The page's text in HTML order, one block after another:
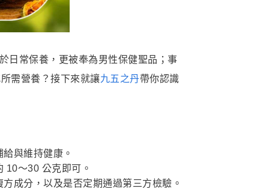
日常保養，更被奉為男性保健聖品；事
需營養？接下來就讓九五之丹帶你認識
與維持健康。
10～30 公克即可。
成分，以及是否定期通過第三方檢驗。